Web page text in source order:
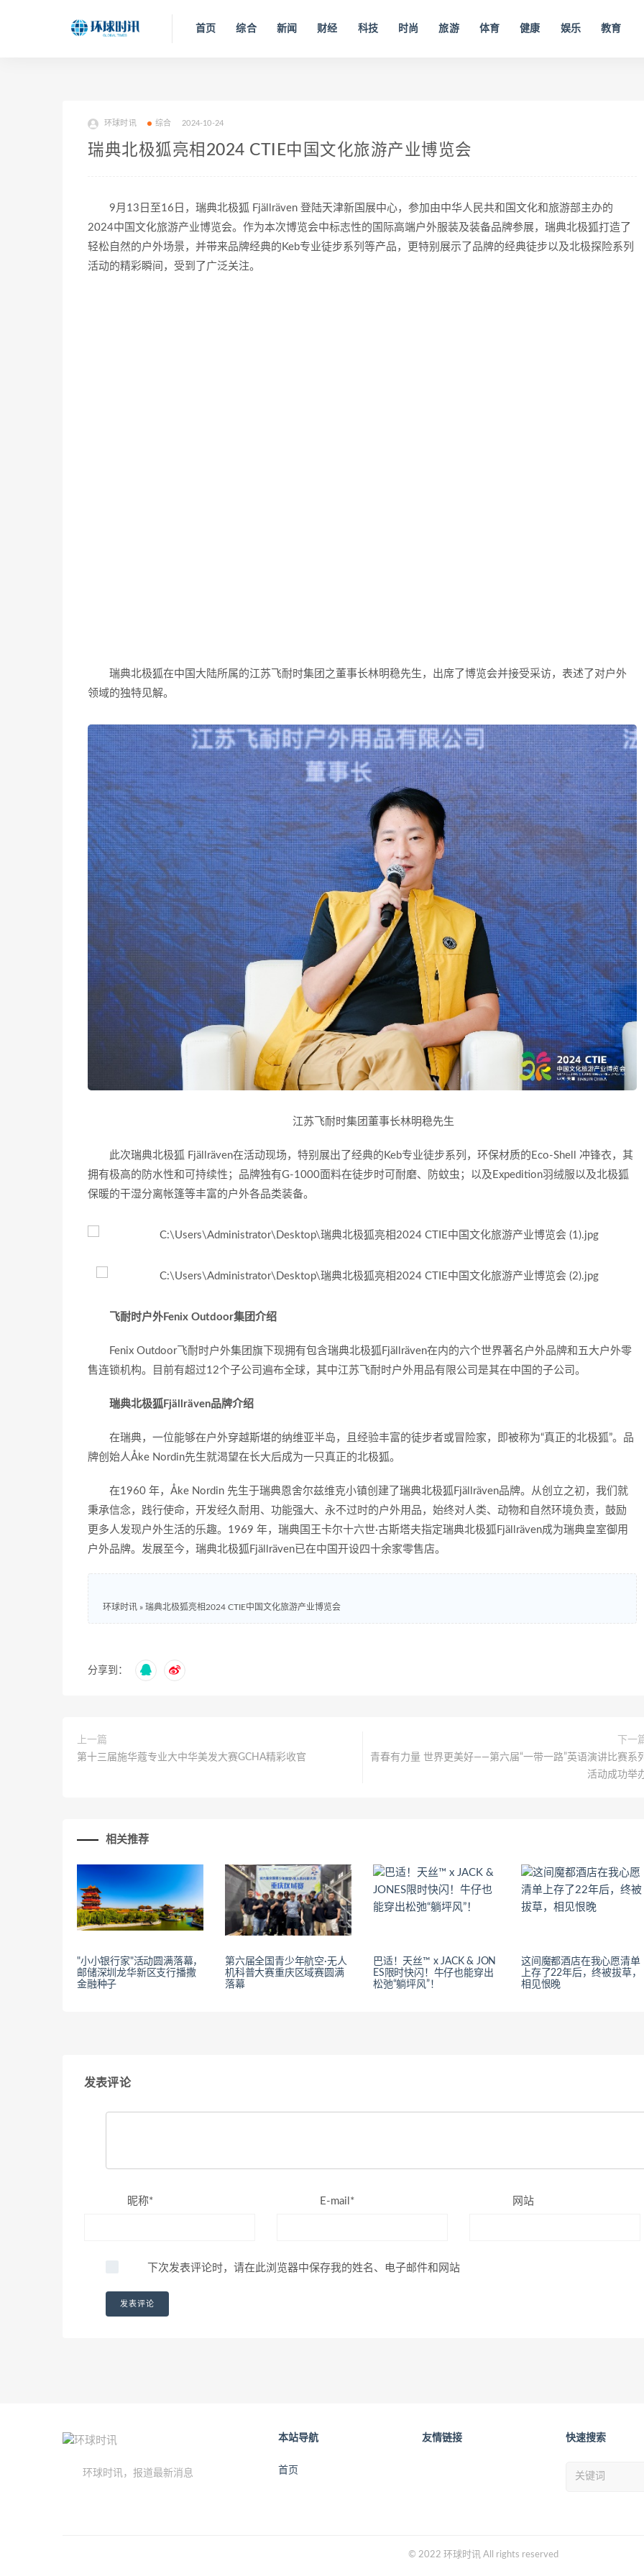
首页 综合 新闻 财经 科技 时尚 旅游 体育 健康 娱乐 教育
环球时讯 综合 2024-10-24
瑞典北极狐亮相2024 CTIE中国文化旅游产业博览会
9月13日至16日，瑞典北极狐 Fjällräven 登陆天津新国展中心，参加由中华人民共和国文化和旅游部主办的
2024中国文化旅游产业博览会。作为本次博览会中标志性的国际高端户外服装及装备品牌参展，瑞典北极狐打造了
轻松自然的户外场景，并带来品牌经典的Keb专业徒步系列等产品，更特别展示了品牌的经典徒步以及北极探险系列
活动的精彩瞬间，受到了广泛关注。
瑞典北极狐在中国大陆所属的江苏飞耐时集团之董事长林明稳先生，出席了博览会并接受采访，表述了对户外
领域的独特见解。
江苏飞耐时集团董事长林明稳先生
此次瑞典北极狐 Fjällräven在活动现场，特别展出了经典的Keb专业徒步系列，环保材质的Eco-Shell 冲锋衣，其
拥有极高的防水性和可持续性；品牌独有G-1000面料在徒步时可耐磨、防蚊虫；以及Expedition羽绒服以及北极狐
保暖的干湿分离帐篷等丰富的户外各品类装备。
飞耐时户外Fenix Outdoor集团介绍
Fenix Outdoor飞耐时户外集团旗下现拥有包含瑞典北极狐 Fjällräven在内的六个世界著名户外品牌和五大户外零
售连锁机构。目前有超过12个子公司遍布全球，其中江苏飞耐时户外用品有限公司是其在中国的子公司。
瑞典北极狐Fjällräven品牌介绍
在瑞典，一位能够在户外穿越斯堪的纳维亚半岛，且经验丰富的徒步者或冒险家，即被称为“真正的北极狐”。品
牌创始人Åke Nordin先生就渴望在长大后成为一只真正的北极狐。
在1960 年，Åke Nordin 先生于瑞典恩舍尔兹维克小镇创建了瑞典北极狐Fjällräven品牌。从创立之初，我们就
秉承信念，践行使命，开发经久耐用、功能强大、永不过时的户外用品，始终对人类、动物和自然环境负责，鼓励
更多人发现户外生活的乐趣。1969 年，瑞典国王卡尔十六世·古斯塔夫指定瑞典北极狐Fjällräven成为瑞典皇室御用
户外品牌。发展至今，瑞典北极狐Fjällräven已在中国开设四十余家零售店。
环球时讯 » 瑞典北极狐亮相2024 CTIE中国文化旅游产业博览会
分享到：
上一篇
第十三届施华蔻专业大中华美发大赛GCHA精彩收官
下一
青春有力量 世界更美好——第六届“一带一路”英语演讲比赛系列
活动成功举
相关推荐
"小小银行家"活动圆满落幕，
邮储深圳龙华新区支行播撒
金融种子
第六届全国青少年航空·无人
机科普大赛重庆区域赛圆满
落幕
巴适！天丝™ x JACK & JON
ES限时快闪！牛仔也能穿出
松弛“躺坪风”！
这间魔都酒店在我心愿清单
上存了22年后，终被拔草，
相见恨晚
发表评论
昵称* E-mail* 网站
下次发表评论时，请在此浏览器中保存我的姓名、电子邮件和网站
环球时讯，报道最新消息
本站导航
首页
友情链接 快速搜索
© 2022 环球时讯 All rights reserved